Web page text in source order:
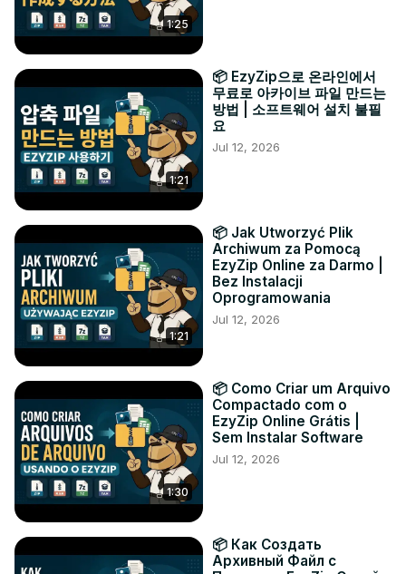
1:25
1:21
📦 EzyZip으로 온라인에서
무료로 아카이브 파일 만드는
방법 | 소프트웨어 설치 불필
요
Jul 12, 2026
1:21
📦 Jak Utworzyć Plik
Archiwum za Pomocą
EzyZip Online za Darmo |
Bez Instalacji
Oprogramowania
Jul 12, 2026
1:30
📦 Como Criar um Arquivo
Compactado com o
EzyZip Online Grátis |
Sem Instalar Software
Jul 12, 2026
📦 Как Создать
Архивный Файл с